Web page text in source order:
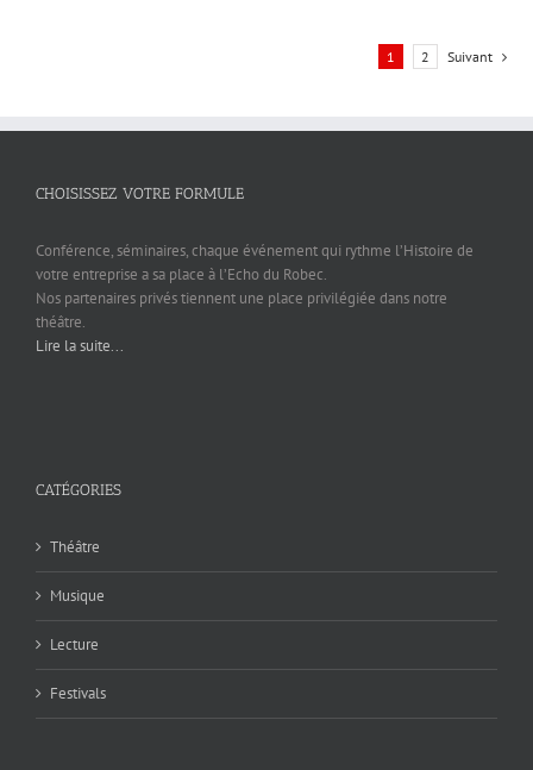
1 2 Suivant
CHOISISSEZ VOTRE FORMULE
Conférence, séminaires, chaque événement qui rythme l’Histoire de
votre entreprise a sa place à l’Echo du Robec.
Nos partenaires privés tiennent une place privilégiée dans notre
théâtre.
Lire la suite...
CATÉGORIES
Théâtre
Musique
Lecture
Festivals